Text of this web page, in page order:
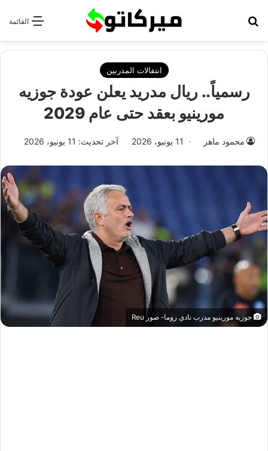
القائمة
انتقالات المدربين
رسمياً.. ريال مدريد يعلن عودة جوزيه
مورينيو بعقد حتى عام 2029
محمود ماهر 11 يونيو، 2026 آخر تحديث: 11 يونيو، 2026
جوزيه مورينيو مدرب نادي روما- صور Reu